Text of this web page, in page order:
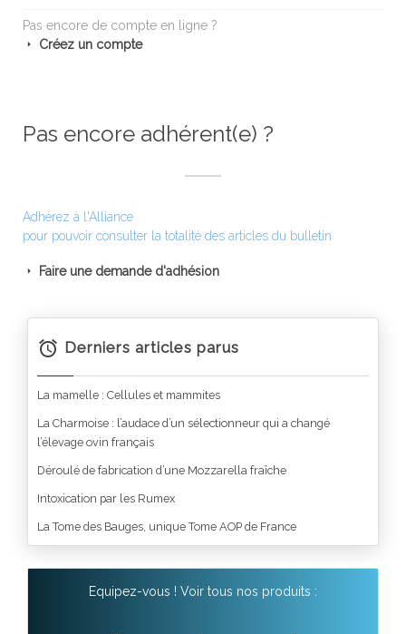
Pas encore de compte en ligne ?
Créez un compte
Pas encore adhérent(e) ?
Adhérez à l'Alliance
pour pouvoir consulter la totalité des articles du bulletin
Faire une demande d'adhésion
Derniers articles parus
La mamelle : Cellules et mammites
La Charmoise : l’audace d’un sélectionneur qui a changé
l’élevage ovin français
Déroulé de fabrication d’une Mozzarella fraîche
Intoxication par les Rumex
La Tome des Bauges, unique Tome AOP de France
Equipez-vous ! Voir tous nos produits :